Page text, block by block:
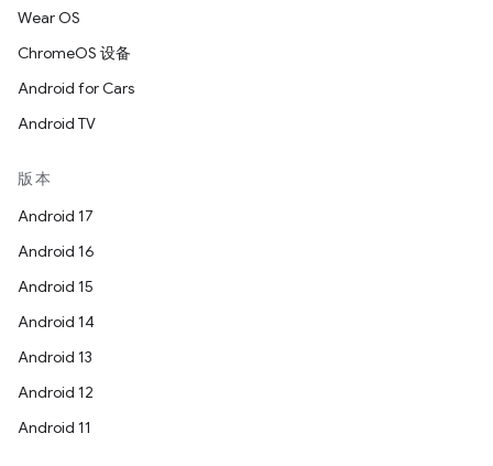
Wear OS
ChromeOS 设备
Android for Cars
Android TV
版本
Android 17
Android 16
Android 15
Android 14
Android 13
Android 12
Android 11